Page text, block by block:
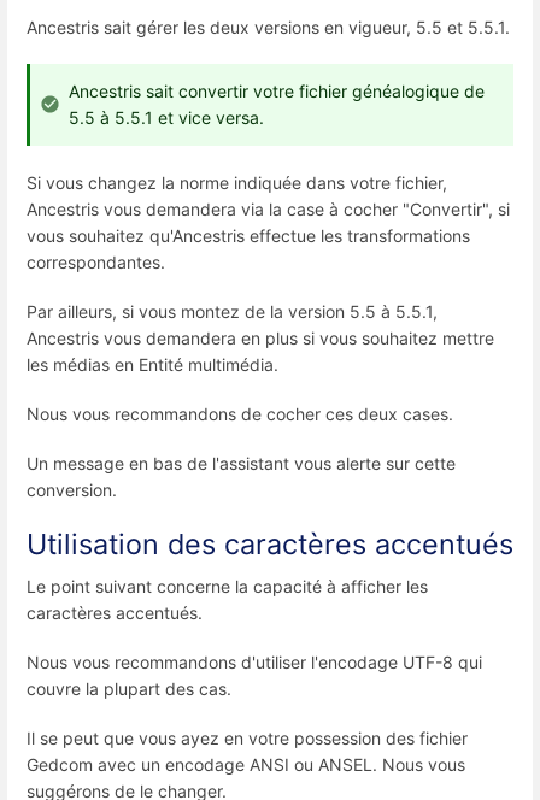
Ancestris sait gérer les deux versions en vigueur, 5.5 et 5.5.1.
Ancestris sait convertir votre fichier généalogique de
5.5 à 5.5.1 et vice versa.
Si vous changez la norme indiquée dans votre fichier,
Ancestris vous demandera via la case à cocher "Convertir", si
vous souhaitez qu'Ancestris effectue les transformations
correspondantes.
Par ailleurs, si vous montez de la version 5.5 à 5.5.1,
Ancestris vous demandera en plus si vous souhaitez mettre
les médias en Entité multimédia.
Nous vous recommandons de cocher ces deux cases.
Un message en bas de l'assistant vous alerte sur cette
conversion.
Utilisation des caractères accentués
Le point suivant concerne la capacité à afficher les
caractères accentués.
Nous vous recommandons d'utiliser l'encodage UTF-8 qui
couvre la plupart des cas.
Il se peut que vous ayez en votre possession des fichier
Gedcom avec un encodage ANSI ou ANSEL. Nous vous
suggérons de le changer.